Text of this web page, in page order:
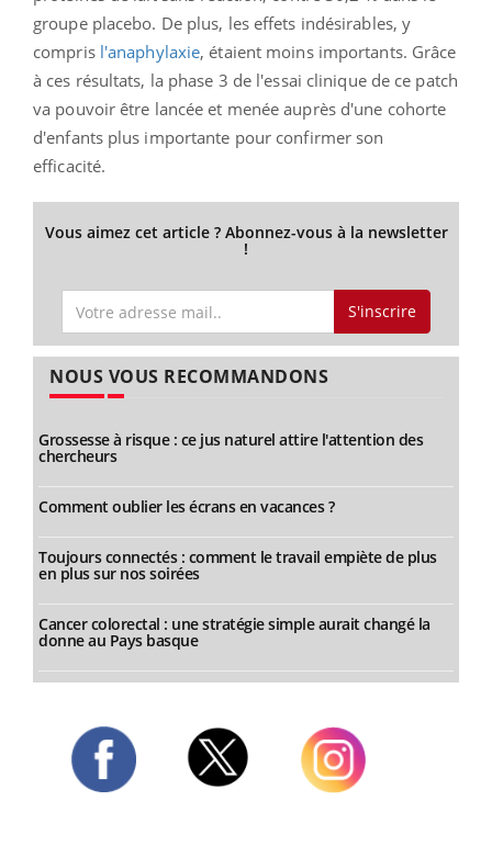
groupe placebo. De plus, les effets indésirables, y
compris l'anaphylaxie, étaient moins importants. Grâce
à ces résultats, la phase 3 de l'essai clinique de ce patch
va pouvoir être lancée et menée auprès d'une cohorte
d'enfants plus importante pour confirmer son
efficacité.
Vous aimez cet article ? Abonnez-vous à la newsletter
!
S'inscrire
NOUS VOUS RECOMMANDONS
Grossesse à risque : ce jus naturel attire l'attention des
chercheurs
Comment oublier les écrans en vacances ?
Toujours connectés : comment le travail empiète de plus
en plus sur nos soirées
Cancer colorectal : une stratégie simple aurait changé la
donne au Pays basque